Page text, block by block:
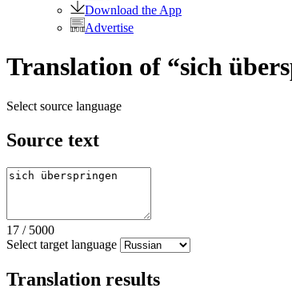
Download the App
Advertise
Translation of “sich
Select source language
Source text
17 / 5000
Select target language
Translation results